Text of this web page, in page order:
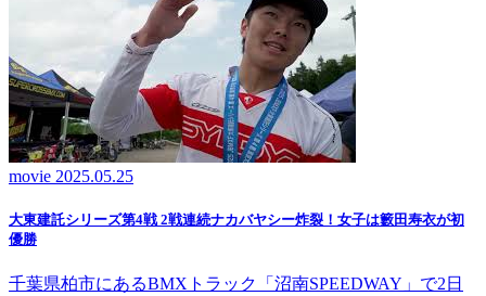
movie 2025.05.25
大東建託シリーズ第4戦 2戦連続ナカバヤシー炸裂！女子は籔田寿衣が初
優勝
千葉県柏市にあるBMXトラック「沼南SPEEDWAY」で2日